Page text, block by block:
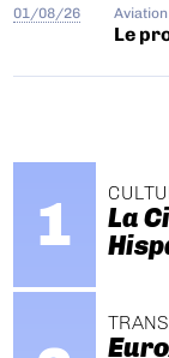
01/08/26
Le
La